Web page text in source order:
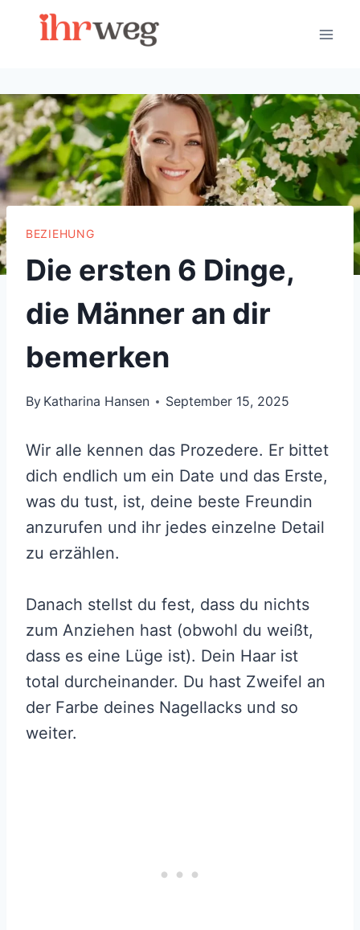
BEZIEHUNG
Die ersten 6 Dinge,
die Männer an dir
bemerken
By Katharina Hansen September 15, 2025
Wir alle kennen das Prozedere. Er bittet
dich endlich um ein Date und das Erste,
was du tust, ist, deine beste Freundin
anzurufen und ihr jedes einzelne Detail
zu erzählen.
Danach stellst du fest, dass du nichts
zum Anziehen hast (obwohl du weißt,
dass es eine Lüge ist). Dein Haar ist
total durcheinander. Du hast Zweifel an
der Farbe deines Nagellacks und so
weiter.